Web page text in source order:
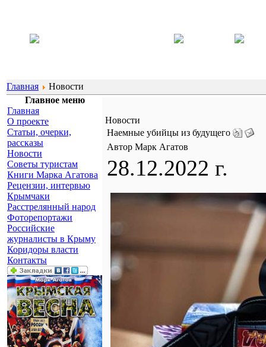
Главная
Новости
Главное меню
Главная
О проекте
Статьи, очерки,
рассказы
Новости
Советы туристам
Книги Марка Агатова
Рецензии, интервью
Крымчаки
Расстрелянный народ
Фоторепортажи
Российские
журналисты в Крыму
Коридоры власти
Контакты
Новости
Наемные убийцы из будущего
Автор Марк Агатов
28.12.2022 г.